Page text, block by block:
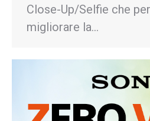
Close-Up/Selfie che
migliorare la…